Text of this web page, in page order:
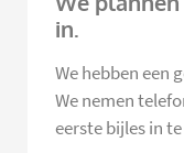
in.
We hebben een
We nemen
eerste bijles in